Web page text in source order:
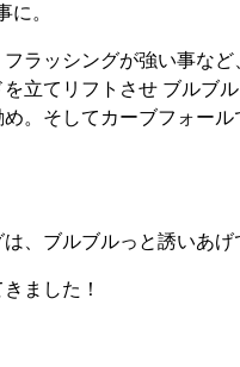
に。
ラッシングが強い事な
立てリフトさせ ブルブ
。そしてカーブフォー
、ブルブルっと誘いあげ
ました！